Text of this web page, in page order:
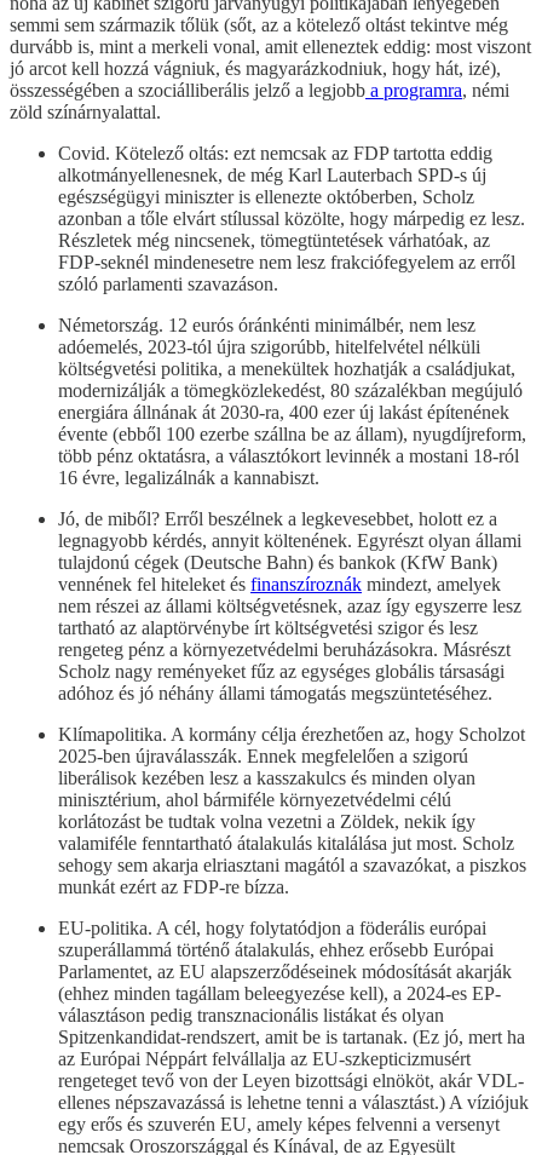
semmi sem származik tőlük (sőt, az a kötelező oltást tekintve még
durvább is, mint a merkeli vonal, amit elleneztek eddig: most viszont
jó arcot kell hozzá vágniuk, és magyarázkodniuk, hogy hát, izé),
összességében a szociálliberális jelző a legjobb a programra, némi
zöld színárnyalattal.
Covid. Kötelező oltás: ezt nemcsak az FDP tartotta eddig
alkotmányellenesnek, de még Karl Lauterbach SPD-s új
egészségügyi miniszter is ellenezte októberben, Scholz
azonban a tőle elvárt stílussal közölte, hogy márpedig ez lesz.
Részletek még nincsenek, tömegtüntetések várhatóak, az
FDP-seknél mindenesetre nem lesz frakciófegyelem az erről
szóló parlamenti szavazáson.
Németország. 12 eurós óránkénti minimálbér, nem lesz
adóemelés, 2023-tól újra szigorúbb, hitelfelvétel nélküli
költségvetési politika, a menekültek hozhatják a családjukat,
modernizálják a tömegközlekedést, 80 százalékban megújuló
energiára állnának át 2030-ra, 400 ezer új lakást építenének
évente (ebből 100 ezerbe szállna be az állam), nyugdíjreform,
több pénz oktatásra, a választókort levinnék a mostani 18-ról
16 évre, legalizálnák a kannabiszt.
Jó, de miből? Erről beszélnek a legkevesebbet, holott ez a
legnagyobb kérdés, annyit költenének. Egyrészt olyan állami
tulajdonú cégek (Deutsche Bahn) és bankok (KfW Bank)
vennének fel hiteleket és finanszíroznák mindezt, amelyek
nem részei az állami költségvetésnek, azaz így egyszerre lesz
tartható az alaptörvénybe írt költségvetési szigor és lesz
rengeteg pénz a környezetvédelmi beruházásokra. Másrészt
Scholz nagy reményeket fűz az egységes globális társasági
adóhoz és jó néhány állami támogatás megszüntetéséhez.
Klímapolitika. A kormány célja érezhetően az, hogy Scholzot
2025-ben újraválasszák. Ennek megfelelően a szigorú
liberálisok kezében lesz a kasszakulcs és minden olyan
minisztérium, ahol bármiféle környezetvédelmi célú
korlátozást be tudtak volna vezetni a Zöldek, nekik így
valamiféle fenntartható átalakulás kitalálása jut most. Scholz
sehogy sem akarja elriasztani magától a szavazókat, a piszkos
munkát ezért az FDP-re bízza.
EU-politika. A cél, hogy folytatódjon a föderális európai
szuperállammá történő átalakulás, ehhez erősebb Európai
Parlamentet, az EU alapszerződéseinek módosítását akarják
(ehhez minden tagállam beleegyezése kell), a 2024-es EP-
választáson pedig transznacionális listákat és olyan
Spitzenkandidat-rendszert, amit be is tartanak. (Ez jó, mert ha
az Európai Néppárt felvállalja az EU-szkepticizmusért
rengeteget tevő von der Leyen bizottsági elnököt, akár VDL-
ellenes népszavazássá is lehetne tenni a választást.) A víziójuk
egy erős és szuverén EU, amely képes felvenni a versenyt
nemcsak Oroszországgal és Kínával, de az Egyesült